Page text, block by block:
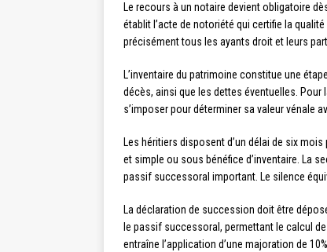
Le recours à un notaire devient obligatoire
établit l’acte de notoriété qui certifie la
précisément tous les ayants droit et leurs
L’inventaire du patrimoine constitue une
décès, ainsi que les dettes éventuelles.
s’imposer pour déterminer sa valeur vénale
Les héritiers disposent d’un délai de six
et simple ou sous bénéfice d’inventaire. La
passif successoral important. Le silence
La déclaration de succession doit être
le passif successoral, permettant le calcul
entraîne l’application d’une majoration de